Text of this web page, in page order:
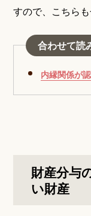
すので、こちらも
合わせて読
内縁関係が
財産分与
い財産